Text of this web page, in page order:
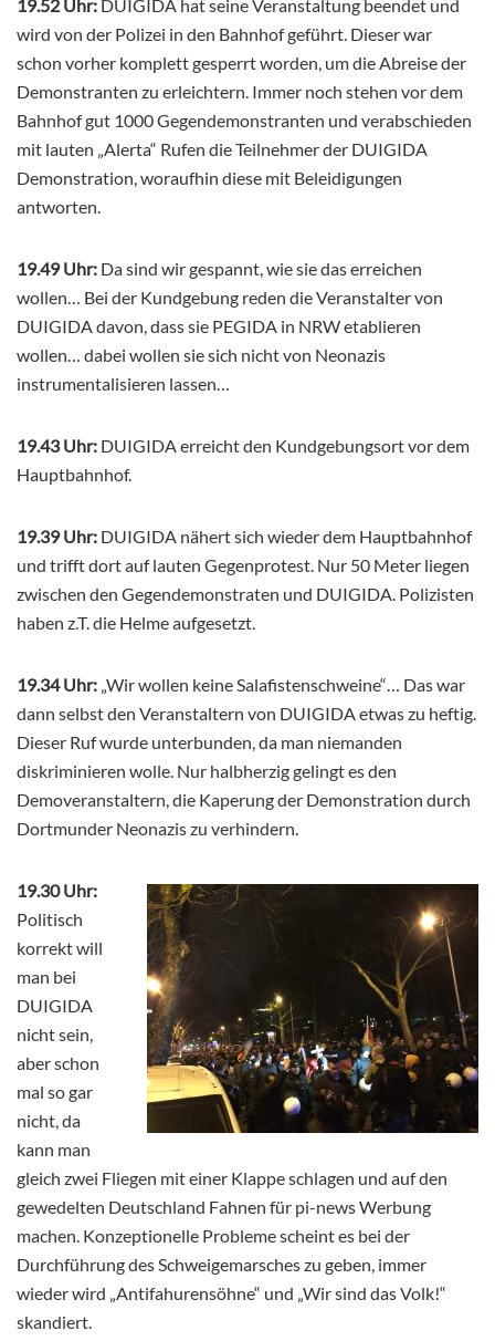
19.52 Uhr: DUIGIDA hat seine Veranstaltung beendet und
wird von der Polizei in den Bahnhof geführt. Dieser war
schon vorher komplett gesperrt worden, um die Abreise der
Demonstranten zu erleichtern. Immer noch stehen vor dem
Bahnhof gut 1000 Gegendemonstranten und verabschieden
mit lauten „Alerta“ Rufen die Teilnehmer der DUIGIDA
Demonstration, woraufhin diese mit Beleidigungen
antworten.
19.49 Uhr: Da sind wir gespannt, wie sie das erreichen
wollen… Bei der Kundgebung reden die Veranstalter von
DUIGIDA davon, dass sie PEGIDA in NRW etablieren
wollen… dabei wollen sie sich nicht von Neonazis
instrumentalisieren lassen…
19.43 Uhr: DUIGIDA erreicht den Kundgebungsort vor dem
Hauptbahnhof.
19.39 Uhr: DUIGIDA nähert sich wieder dem Hauptbahnhof
und trifft dort auf lauten Gegenprotest. Nur 50 Meter liegen
zwischen den Gegendemonstraten und DUIGIDA. Polizisten
haben z.T. die Helme aufgesetzt.
19.34 Uhr: „Wir wollen keine Salafistenschweine“… Das war
dann selbst den Veranstaltern von DUIGIDA etwas zu heftig.
Dieser Ruf wurde unterbunden, da man niemanden
diskriminieren wolle. Nur halbherzig gelingt es den
Demoveranstaltern, die Kaperung der Demonstration durch
Dortmunder Neonazis zu verhindern.
19.30 Uhr:
Politisch
korrekt will
man bei
DUIGIDA
nicht sein,
aber schon
mal so gar
nicht, da
kann man
gleich zwei Fliegen mit einer Klappe schlagen und auf den
gewedelten Deutschland Fahnen für pi-news Werbung
machen. Konzeptionelle Probleme scheint es bei der
Durchführung des Schweigemarsches zu geben, immer
wieder wird „Antifahurensöhne“ und „Wir sind das Volk!“
skandiert.